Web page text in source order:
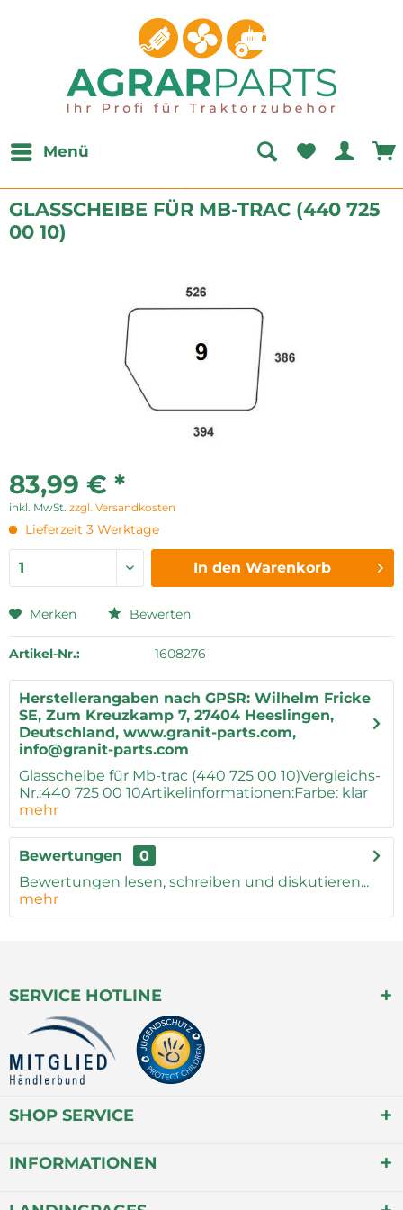
Menü
GLASSCHEIBE FÜR MB-TRAC (440 725
00 10)
83,99 € *
inkl. MwSt. zzgl. Versandkosten
Lieferzeit 3 Werktage
In den Warenkorb
Merken Bewerten
Artikel-Nr.: 1608276
Herstellerangaben nach GPSR: Wilhelm Fricke
SE, Zum Kreuzkamp 7, 27404 Heeslingen,
Deutschland, www.granit-parts.com,
info@granit-parts.com
Glasscheibe für Mb-trac (440 725 00 10)Vergleichs-
Nr.:440 725 00 10Artikelinformationen:Farbe: klar
mehr
Bewertungen
0
Bewertungen lesen, schreiben und diskutieren...
mehr
SERVICE HOTLINE
SHOP SERVICE
INFORMATIONEN